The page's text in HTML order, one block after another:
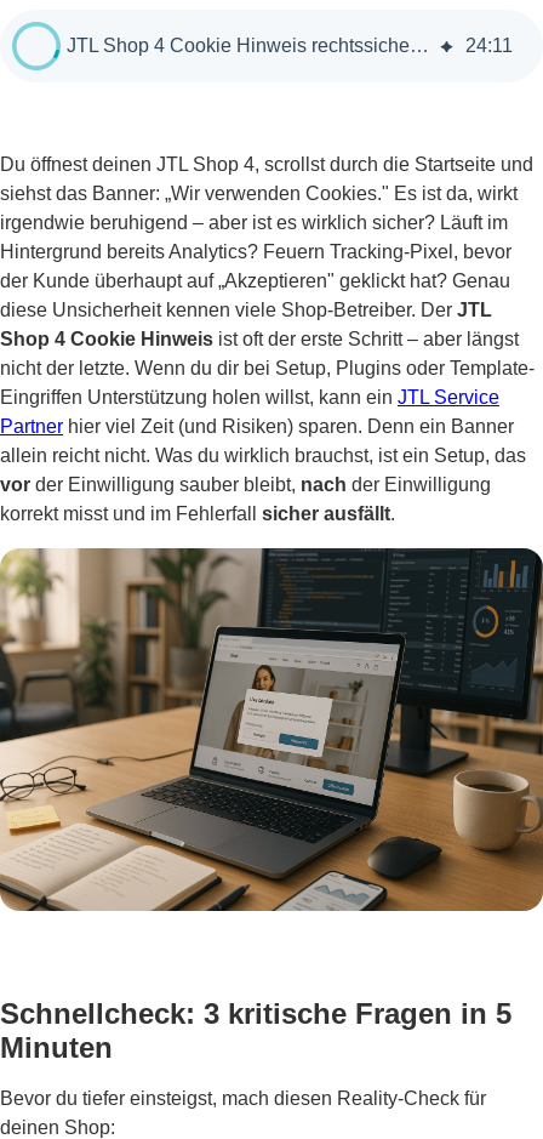
JTL Shop 4 Cookie Hinweis rechtssicher & performant umsetzen 24:11
Du öffnest deinen JTL Shop 4, scrollst durch die Startseite und
siehst das Banner: „Wir verwenden Cookies." Es ist da, wirkt
irgendwie beruhigend – aber ist es wirklich sicher? Läuft im
Hintergrund bereits Analytics? Feuern Tracking-Pixel, bevor
der Kunde überhaupt auf „Akzeptieren" geklickt hat? Genau
diese Unsicherheit kennen viele Shop-Betreiber. Der JTL
Shop 4 Cookie Hinweis ist oft der erste Schritt – aber längst
nicht der letzte. Wenn du dir bei Setup, Plugins oder Template-
Eingriffen Unterstützung holen willst, kann ein JTL Service
Partner hier viel Zeit (und Risiken) sparen. Denn ein Banner
allein reicht nicht. Was du wirklich brauchst, ist ein Setup, das
vor der Einwilligung sauber bleibt, nach der Einwilligung
korrekt misst und im Fehlerfall sicher ausfällt.
Schnellcheck: 3 kritische Fragen in 5
Minuten
Bevor du tiefer einsteigst, mach diesen Reality-Check für
deinen Shop: